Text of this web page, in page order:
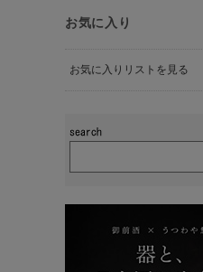
お気に入り
お気に入りリストを見る